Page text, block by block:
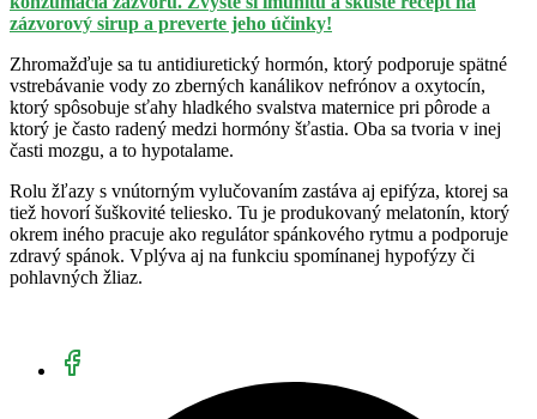
zázvorový sirup a preverte jeho účinky!
Zhromažďuje sa tu antidiuretický hormón, ktorý podporuje spätné
vstrebávanie vody zo zberných kanálikov nefrónov a oxytocín,
ktorý spôsobuje sťahy hladkého svalstva maternice pri pôrode a
ktorý je často radený medzi hormóny šťastia. Oba sa tvoria v inej
časti mozgu, a to hypotalame.
Rolu žľazy s vnútorným vylučovaním zastáva aj epifýza, ktorej sa
tiež hovorí šuškovité teliesko. Tu je produkovaný melatonín, ktorý
okrem iného pracuje ako regulátor spánkového rytmu a podporuje
zdravý spánok. Vplýva aj na funkciu spomínanej hypofýzy či
pohlavných žliaz.